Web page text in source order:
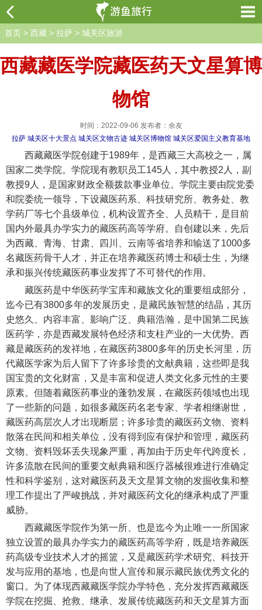
首页 > 西藏 > 拉萨 > 城关区旅游
西藏藏医学院藏医药天文星算博
物馆
时间：2022-09-06 发布者：余友
拉萨 城关区十大景点 城关区文物古迹 城关区博物馆 城关区爱国主义教育基地
西藏藏医学院创建于1989年，是西藏三大高校之一，属
国家二类学院。学院现有教职员工145人，其中教授2人，副
教授9人，是国家财政全额拨款事业单位。学院主要由院党委
和院委统一领导，下设藏医药系、科技研究所、教务处、教
学药厂等七个县级单位，机构设置齐全、人员精干，是目前
国内外最具办学实力的藏医药高等学府。自创建以来，先后
为西藏、青海、甘肃、四川、云南等省培养和输送了1000多
名藏医药骨干人才，并正在培养藏医药博士和硕士生，为继
承和振兴传统藏医药事业发挥了不可替代的作用。
藏医药是中华医药学宝库和藏族文化的重要组成部分，
迄今已有3800多年的发展历史，是藏民族智慧的结晶，其历
史悠久、内容丰富、影响广泛、典籍浩瀚，是中国第二民族
医药学，亦是西藏发展特色经济和支柱产业的一大优势。西
藏是藏医药的发祥地，在藏医药3800多年的历史长河里，历
代藏医学家为后人留下了许多珍贵的文献典籍，这些即是我
国宝贵的文化财富，又是丰富和促进人类文化多元性的主要
原素。但随着藏医药事业的蓬勃发展，在藏医药领域也出现
了一些新的问题，如很多藏医药名老专家、学者相继谢世，
藏医药高层次人才出现断层；许多珍贵的藏医药文物、资料
散落在民间和相关单位，没有得到应有保护和管理，藏医药
文物、资料毁坏丢失现象严重，再加由于历史年代跨度长，
许多流散在民间的重要文献典籍和医疗器械很难进行准确定
性和科学鉴别，这对藏医药及天文星算文物的发掘收集和整
理工作提出了严峻挑战，并对藏医药文化的继承构成了严重
威胁。
西藏藏医学院作为第一所、也是迄今为止唯一一所国家
独立设置的最具办学实力的藏医药高等学府，既是培养藏医
药高级专业技术人才的摇篮，又是藏医药学术研究、科技开
发与应用的基地，也是向世人宣传和展示藏民族优秀文化的
窗口。为了体现西藏藏医学院办学特色，充分发挥西藏藏医
学院在挖掘、抢救、继承、发展传统藏医药和天文星算方面